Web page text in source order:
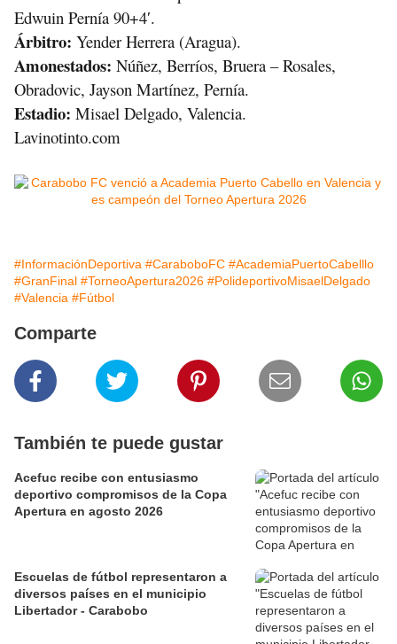
Edwuin Pernía 90+4′.
Árbitro: Yender Herrera (Aragua).
Amonestados: Núñez, Berríos, Bruera – Rosales,
Obradovic, Jayson Martínez, Pernía.
Estadio: Misael Delgado, Valencia.
Lavinotinto.com
#InformaciónDeportiva #CaraboboFC #AcademiaPuertoCabelllo
#GranFinal #TorneoApertura2026 #PolideportivoMisaelDelgado
#Valencia #Fútbol
Comparte
También te puede gustar
Acefuc recibe con entusiasmo
deportivo compromisos de la Copa
Apertura en agosto 2026
Escuelas de fútbol representaron a
diversos países en el municipio
Libertador - Carabobo